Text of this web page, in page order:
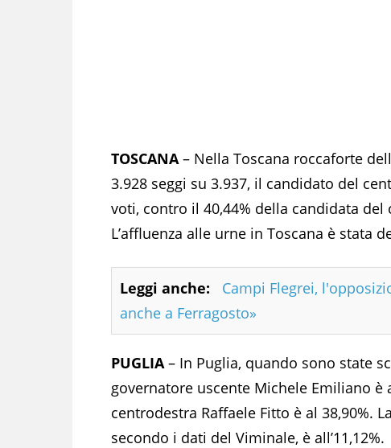
TOSCANA – Nella Toscana roccaforte
3.928 seggi su 3.937, il candidato del
voti, contro il 40,44% della candidata del
L’affluenza alle urne in Toscana è stata
Leggi anche:
Campi Flegrei,
anche a Ferragosto»
PUGLIA – In Puglia, quando sono state
governatore uscente Michele Emiliano è
centrodestra Raffaele Fitto è al 38,90%.
secondo i dati del Viminale, è all’11,12%.